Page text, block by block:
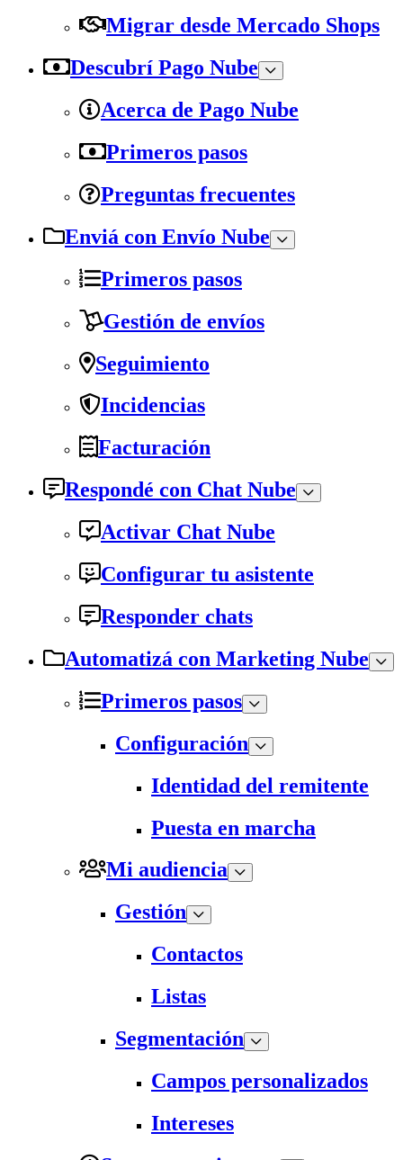
Migrar desde Mercado Shops
Descubrí Pago Nube
Acerca de Pago Nube
Primeros pasos
Preguntas frecuentes
Enviá con Envío Nube
Primeros pasos
Gestión de envíos
Seguimiento
Incidencias
Facturación
Respondé con Chat Nube
Activar Chat Nube
Configurar tu asistente
Responder chats
Automatizá con Marketing Nube
Primeros pasos
Configuración
Identidad del remitente
Puesta en marcha
Mi audiencia
Gestión
Contactos
Listas
Segmentación
Campos personalizados
Intereses